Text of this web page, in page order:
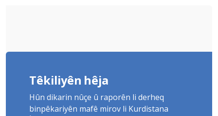
Têkiliyên hêja
Hûn dikarin nûçe û raporên li derheq
binpêkariyên mafê mirov li Kurdistana